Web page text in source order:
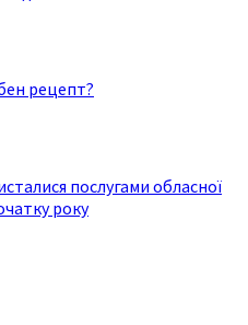
рецепт?
послугами обласної
року